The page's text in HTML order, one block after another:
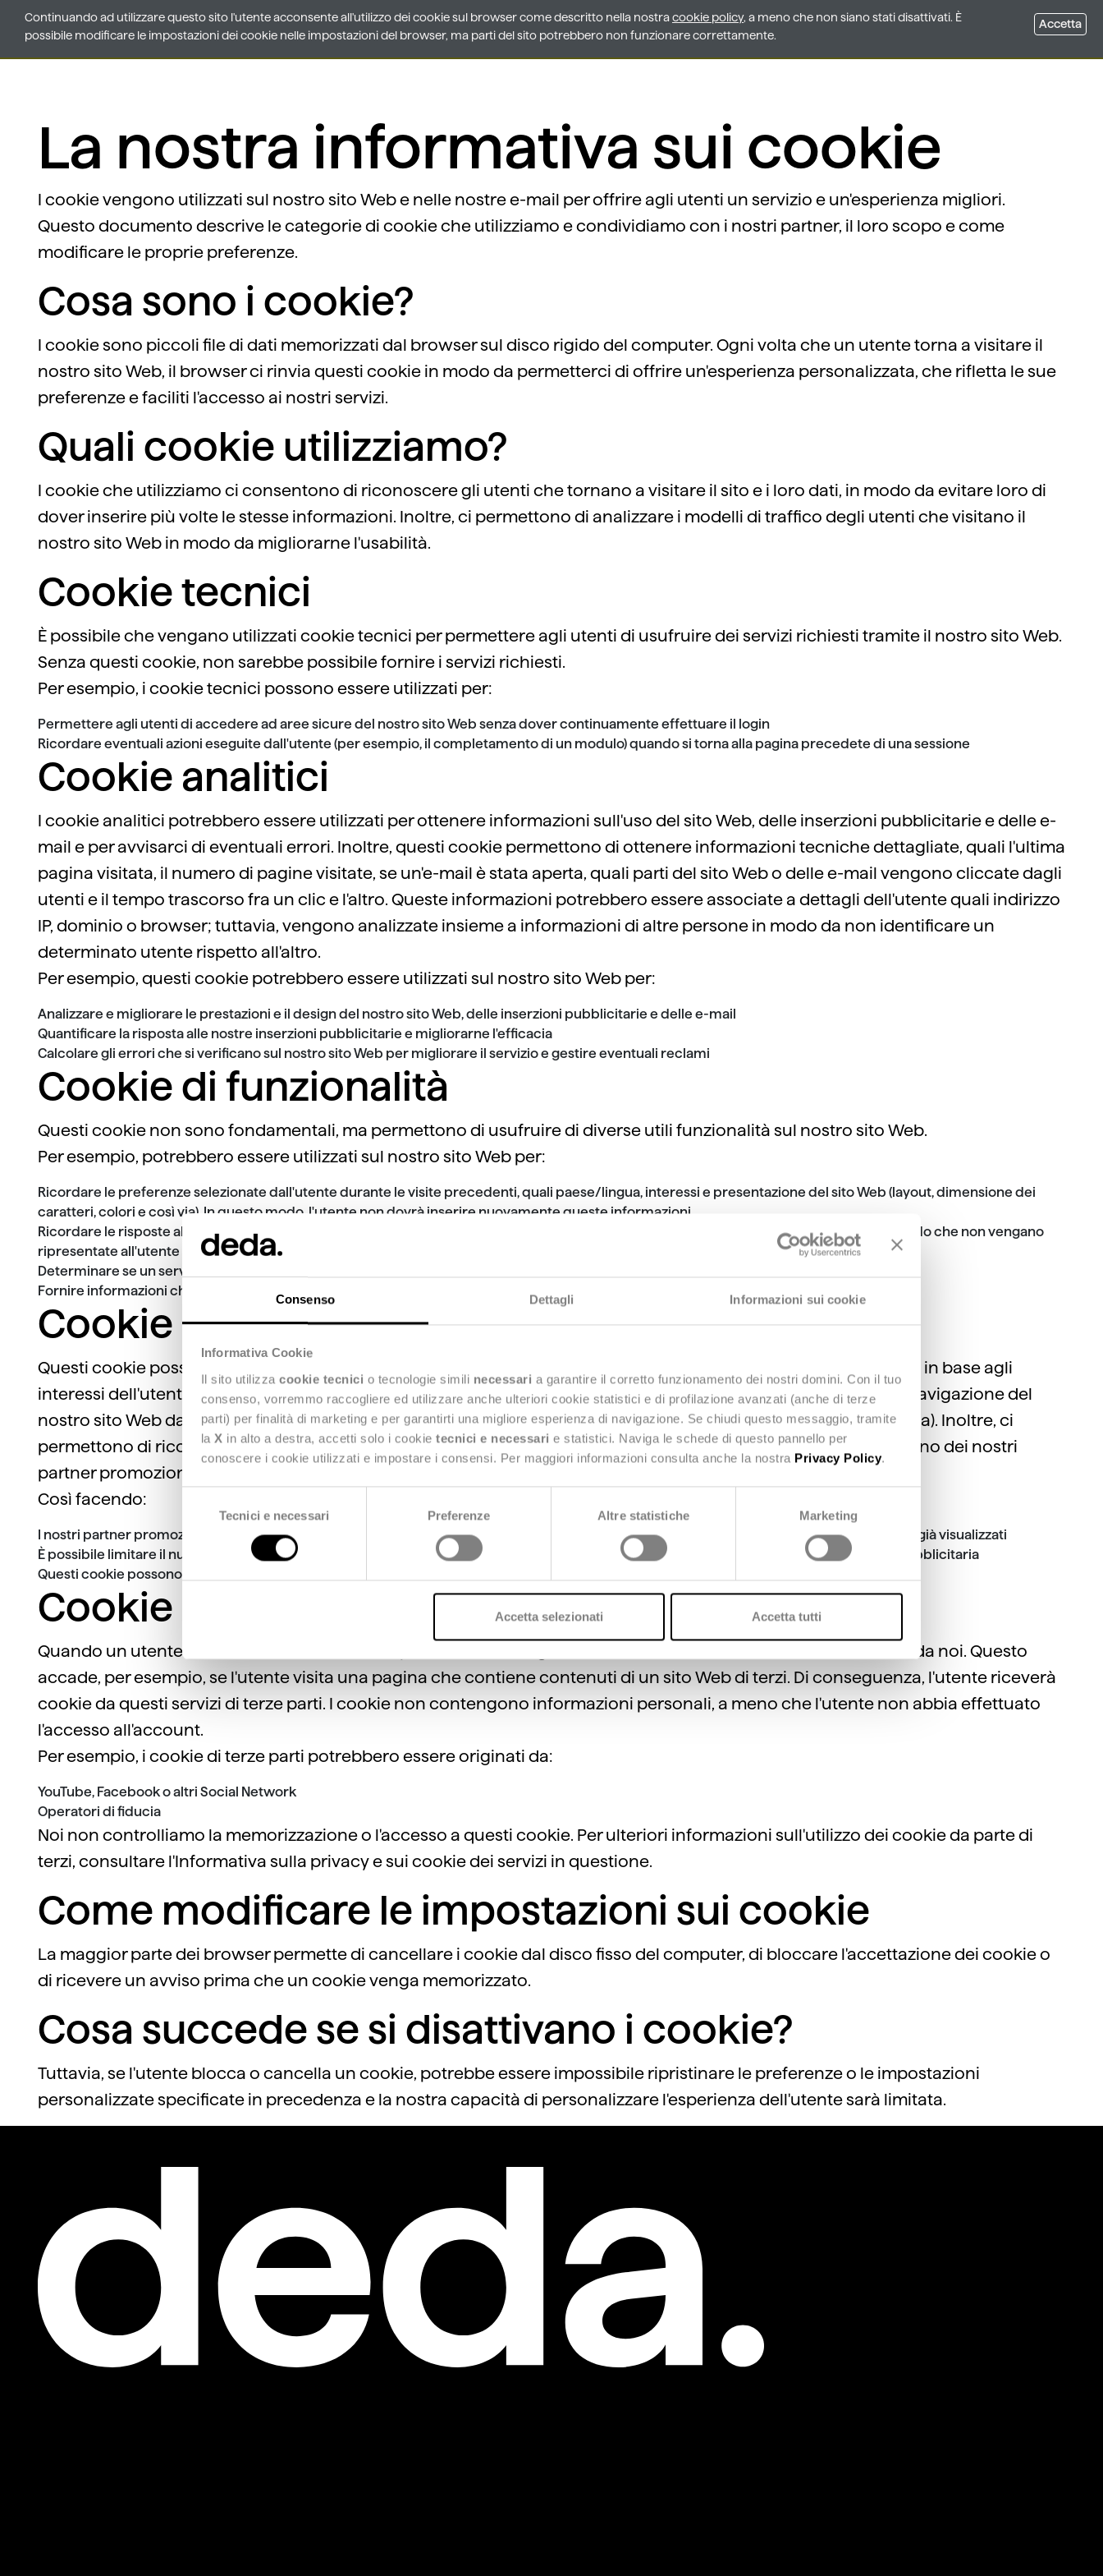
Consenso Dettagli Informazioni sui cookie
Informativa Cookie
Il sito utilizza cookie tecnici o tecnologie simili necessari a garantire il corretto funzionamento dei nostri domini. Con il tuo
consenso, vorremmo raccogliere ed utilizzare anche ulteriori cookie statistici e di profilazione avanzati (anche di terze
parti) per finalità di marketing e per garantirti una migliore esperienza di navigazione. Se chiudi questo messaggio, tramite
la X in alto a destra, accetti solo i cookie tecnici e necessari e statistici. Naviga le schede di questo pannello per
conoscere i cookie utilizzati e impostare i consensi. Per maggiori informazioni consulta anche la nostra Privacy Policy.
consenso
Tecnici e necessari Preferenze Altre statistiche Marketing
Accetta selezionati Accetta tutti
Markets & SolutionsGroupCareersInsightsDeda USA
La nostra informativa sui cookie
I cookie vengono utilizzati sul nostro sito Web e nelle nostre e-mail per offrire agli utenti un servizio e un'esperienza migliori.
Questo documento descrive le categorie di cookie che utilizziamo e condividiamo con i nostri partner, il loro scopo e come
modificare le proprie preferenze.
Cosa sono i cookie?
I cookie sono piccoli file di dati memorizzati dal browser sul disco rigido del computer. Ogni volta che un utente torna a visitare il
nostro sito Web, il browser ci rinvia questi cookie in modo da permetterci di offrire un'esperienza personalizzata, che rifletta le sue
preferenze e faciliti l'accesso ai nostri servizi.
Quali cookie utilizziamo?
I cookie che utilizziamo ci consentono di riconoscere gli utenti che tornano a visitare il sito e i loro dati, in modo da evitare loro di
dover inserire più volte le stesse informazioni. Inoltre, ci permettono di analizzare i modelli di traffico degli utenti che visitano il
nostro sito Web in modo da migliorarne l'usabilità.
Cookie tecnici
È possibile che vengano utilizzati cookie tecnici per permettere agli utenti di usufruire dei servizi richiesti tramite il nostro sito Web.
Senza questi cookie, non sarebbe possibile fornire i servizi richiesti.
Per esempio, i cookie tecnici possono essere utilizzati per:
Permettere agli utenti di accedere ad aree sicure del nostro sito Web senza dover continuamente effettuare il login
Ricordare eventuali azioni eseguite dall'utente (per esempio, il completamento di un modulo) quando si torna alla pagina precedete di una sessione
Cookie analitici
I cookie analitici potrebbero essere utilizzati per ottenere informazioni sull'uso del sito Web, delle inserzioni pubblicitarie e delle e-
mail e per avvisarci di eventuali errori. Inoltre, questi cookie permettono di ottenere informazioni tecniche dettagliate, quali l'ultima
pagina visitata, il numero di pagine visitate, se un'e-mail è stata aperta, quali parti del sito Web o delle e-mail vengono cliccate dagli
utenti e il tempo trascorso fra un clic e l'altro. Queste informazioni potrebbero essere associate a dettagli dell'utente quali indirizzo
IP, dominio o browser; tuttavia, vengono analizzate insieme a informazioni di altre persone in modo da non identificare un
determinato utente rispetto all'altro.
Per esempio, questi cookie potrebbero essere utilizzati sul nostro sito Web per:
Analizzare e migliorare le prestazioni e il design del nostro sito Web, delle inserzioni pubblicitarie e delle e-mail
Quantificare la risposta alle nostre inserzioni pubblicitarie e migliorarne l'efficacia
Calcolare gli errori che si verificano sul nostro sito Web per migliorare il servizio e gestire eventuali reclami
Cookie di funzionalità
Questi cookie non sono fondamentali, ma permettono di usufruire di diverse utili funzionalità sul nostro sito Web.
Per esempio, potrebbero essere utilizzati sul nostro sito Web per:
Ricordare le preferenze selezionate dall'utente durante le visite precedenti, quali paese/lingua, interessi e presentazione del sito Web (layout, dimensione dei
caratteri, colori e così via). In questo modo, l'utente non dovrà inserire nuovamente queste informazioni
Ricordare le risposte alle domande poste dal nostro sito, per esempio sulla partecipazione a sondaggi sulla soddisfazione del cliente, in modo che non vengano
ripresentate all'utente
Determinare se un servizio è già stato proposto all'utente
Fornire informazioni che consentono il funzionamento di servizi opzionali
Cookie di targeting o promozionali
Questi cookie possono essere utilizzati sul nostro sito Web per pubblicare inserzioni pubblicitarie personalizzate in base agli
interessi dell'utente. I cookie di targeting o promozionali consentono di ottenere informazioni dettagliate sulla navigazione del
nostro sito Web da parte degli utenti (per esempio, i prodotti o i servizi più visualizzati da una determinata persona). Inoltre, ci
permettono di riconoscere un utente che torna a visitare il nostro sito Web e/o un sito che fa parte della rete di uno dei nostri
partner promozionali.
Così facendo:
I nostri partner promozionali possono offrire agli utenti dei siti Web facenti parte della loro rete inserzioni pubblicitarie sui prodotti e servizi già visualizzati
È possibile limitare il numero di volte che una determinata inserzione viene mostrata a un utente e calcolare l'efficacia di una campagna pubblicitaria
Questi cookie possono essere memorizzati e utilizzati da noi e/o dai nostri partner promozionali.
Cookie di terze parti
Quando un utente utilizza il nostro sito Web, è possibile che vengano memorizzati alcuni cookie non controllati da noi. Questo
accade, per esempio, se l'utente visita una pagina che contiene contenuti di un sito Web di terzi. Di conseguenza, l'utente riceverà
cookie da questi servizi di terze parti. I cookie non contengono informazioni personali, a meno che l'utente non abbia effettuato
l'accesso all'account.
Per esempio, i cookie di terze parti potrebbero essere originati da:
YouTube, Facebook o altri Social Network
Operatori di fiducia
Noi non controlliamo la memorizzazione o l'accesso a questi cookie. Per ulteriori informazioni sull'utilizzo dei cookie da parte di
terzi, consultare l'Informativa sulla privacy e sui cookie dei servizi in questione.
Come modificare le impostazioni sui cookie
La maggior parte dei browser permette di cancellare i cookie dal disco fisso del computer, di bloccare l'accettazione dei cookie o
di ricevere un avviso prima che un cookie venga memorizzato.
Cosa succede se si disattivano i cookie?
Tuttavia, se l'utente blocca o cancella un cookie, potrebbe essere impossibile ripristinare le preferenze o le impostazioni
personalizzate specificate in precedenza e la nostra capacità di personalizzare l'esperienza dell'utente sarà limitata.
Continuando ad utilizzare questo sito l'utente acconsente all'utilizzo dei cookie sul browser come descritto nella nostracookie policy, a meno che non siano stati disattivati. È
possibile modificare le impostazioni dei cookie nelle impostazioni del browser, ma parti del sito potrebbero non funzionare correttamente.
Accetta
Continuando ad utilizzare questo sito l'utente acconsente all'utilizzo dei cookie sul browser come descritto nella nostracookie policy, a meno che non siano stati disattivati. È
possibile modificare le impostazioni dei cookie nelle impostazioni del browser, ma parti del sito potrebbero non funzionare correttamente.
Accetta